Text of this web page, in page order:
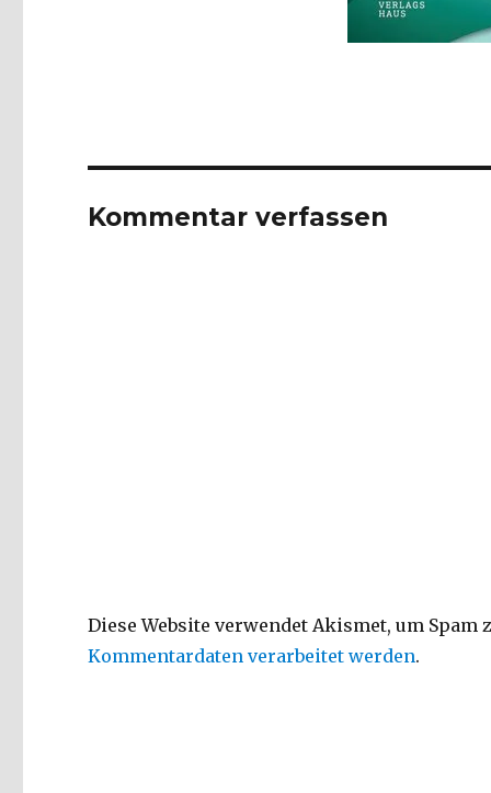
Kommentar verfassen
Diese Website verwendet Akismet, um Spam
Kommentardaten verarbeitet werden.